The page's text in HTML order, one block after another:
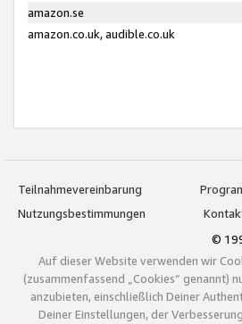
amazon.se
amazon.co.uk, audible.co.uk
Teilnahmevereinbarung
Nutzungsbestimmungen
©
Auf dieser Website verwenden wir
(zusammenfassend „Cookies“ genannt)
anzubieten, einschließlich Deiner
Deiner Einstellungen, der